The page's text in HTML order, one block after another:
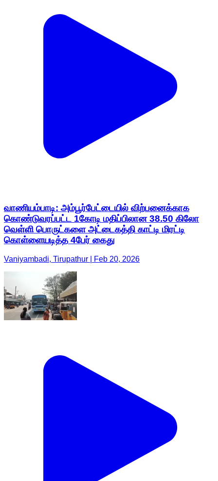
வாணியம்பாடி: அம்பூர்பேட்டையில் விற்பனைக்காக
கொண்டுவரப்பட்ட 1கோடி மதிப்பிலான 38.50 கிலோ
வெள்ளி பொருட்களை அட்டைகத்தி காட்டி மிரட்டி
கொள்ளையடித்த 4பேர் கைது
Vaniyambadi, Tirupathur | Feb 20, 2026